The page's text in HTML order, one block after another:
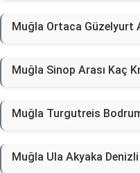
Muğla Ortaca Güzelyurt
Muğla Sinop Arası Kaç
Muğla Turgutreis
Muğla Ula Akyaka